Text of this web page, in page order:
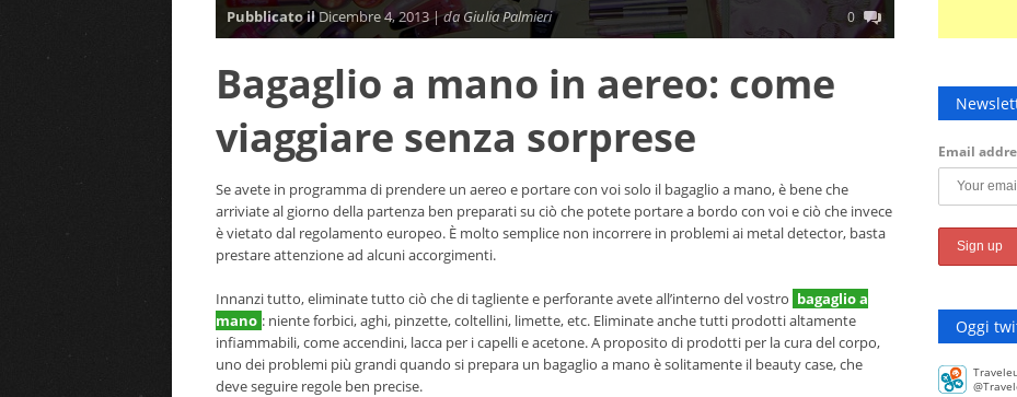
Pubblicato ilDicembre 4, 2013 |da Giulia Palmieri 0
Bagaglio a mano in aereo: come
viaggiare senza sorprese
Se avete in programma di prendere un aereo e portare con voi solo il bagaglio a mano, è bene che
arriviate al giorno della partenza ben preparati su ciò che potete portare a bordo con voi e ciò che invece
è vietato dal regolamento europeo. È molto semplice non incorrere in problemi ai metal detector, basta
prestare attenzione ad alcuni accorgimenti.
Innanzi tutto, eliminate tutto ciò che di tagliente e perforante avete all’interno del vostro bagaglio a
mano : niente forbici, aghi, pinzette, coltellini, limette, etc. Eliminate anche tutti prodotti altamente
infiammabili, come accendini, lacca per i capelli e acetone. A proposito di prodotti per la cura del corpo,
uno dei problemi più grandi quando si prepara un bagaglio a mano è solitamente il beauty case, che
deve seguire regole ben precise.
Email
Oggi